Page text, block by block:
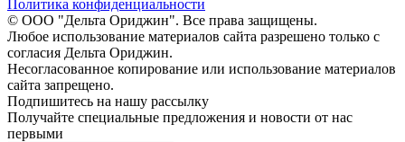
Политика конфиденциальности
© ООО "Дельта Ориджин". Все права защищены.
Любое использование материалов сайта разрешено только с
согласия Дельта Ориджин.
Несогласованное копирование или использование материалов
сайта запрещено.
Подпишитесь на нашу рассылку
Получайте специальные предложения и новости от нас
первыми